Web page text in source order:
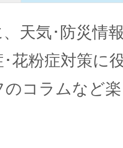
、天気･防災情
花粉症対策に
のコラムなど